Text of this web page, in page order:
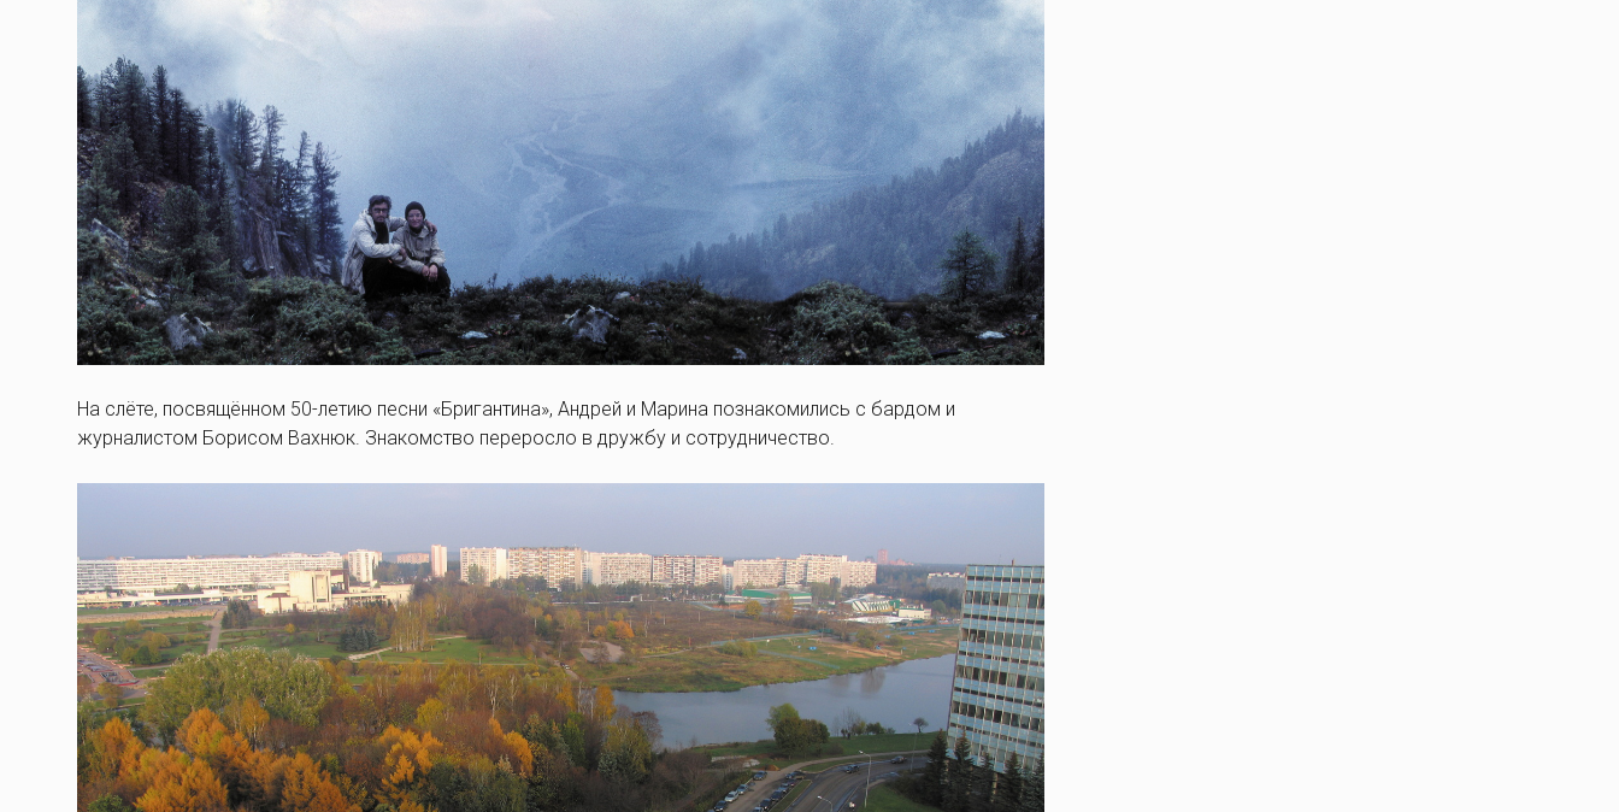
На слёте, посвящённом 50-летию песни «Бригантина», Андрей и Марина познакомились с бардом и
журналистом Борисом Вахнюк. Знакомство переросло в дружбу и сотрудничество.